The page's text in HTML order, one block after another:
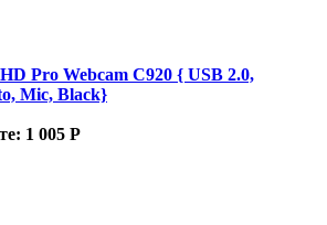
Pro Webcam C920 { USB 2.0,
Mic, Black}
1 005 Р